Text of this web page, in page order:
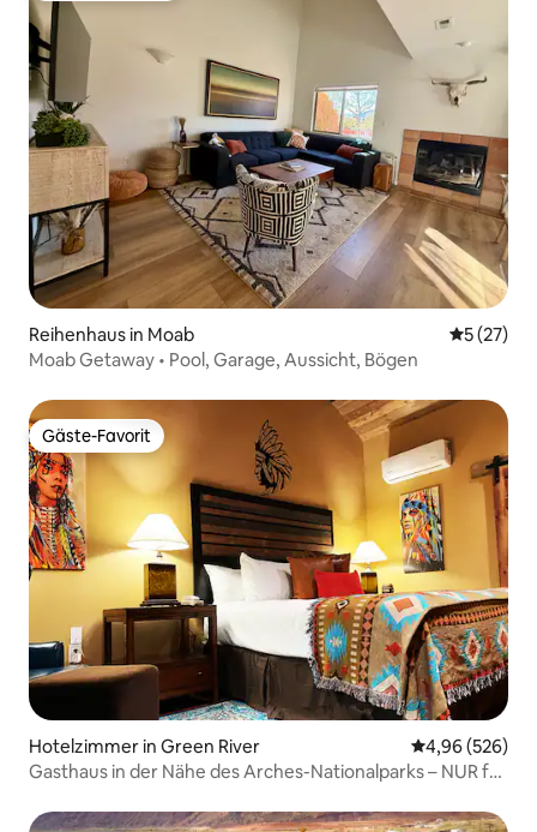
Reihenhaus in Moab
5 (27)
Moab Getaway • Pool, Garage, Aussicht, Bögen
Gäste-Favorit
Gäste-Favorit
Hotelzimmer in Green River
4,96 (526)
Gasthaus in der Nähe des Arches-Nationalparks – NUR für